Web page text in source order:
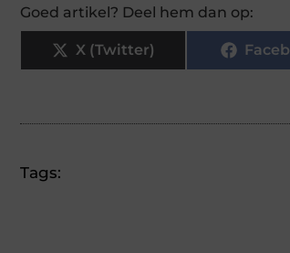
Goed artikel? Deel hem dan op:
X (Twitter)
Tags: